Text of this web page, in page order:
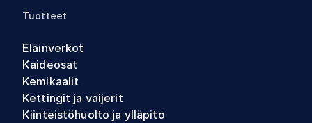
Tuotteet
Eläinverkot
Kaideosat
Kemikaalit
Kettingit ja vaijerit
Kiinteistöhuolto ja ylläpito